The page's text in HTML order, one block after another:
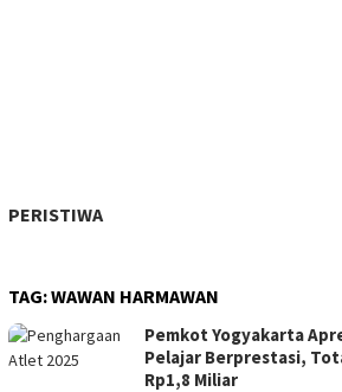
PERISTIWA
TAG:WAWAN HARMAWAN
Pemkot Yogyakarta
Pelajar Berprestasi,
Rp1,8 Miliar